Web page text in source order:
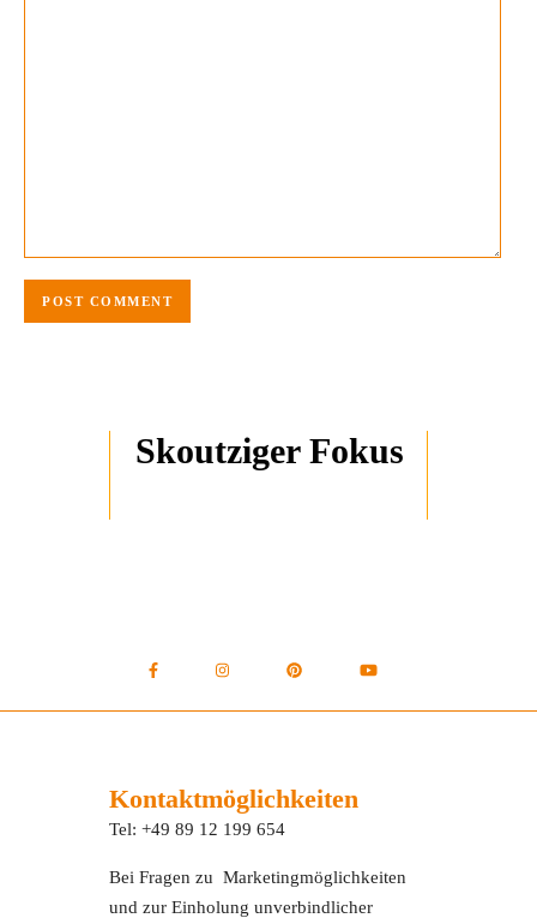
Skoutziger Fokus
Kontaktmöglichkeiten
Tel: +49 89 12 199 654
Bei Fragen zu Marketingmöglichkeiten
und zur Einholung unverbindlicher